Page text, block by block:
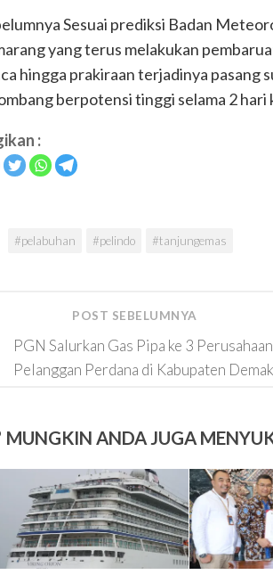
Sesuai prediksi Badan
yang terus melakukan
hingga prakiraan terjadinya pasang
berpotensi tinggi selama 2
:
#pelabuhan #pelindo #tanjungemas
POST SEBELUMNYA
PGN Salurkan Gas Pipa ke 3 Perusahaan
Pelanggan Perdana di Kabupaten Demak
MUNGKIN ANDA JUGA